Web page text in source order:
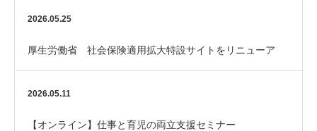
ダーを整備してみませんか？
2026.05.25
厚生労働省 社会保険適用拡大特設サイトをリニューア
ル！
2026.05.11
【オンライン】仕事と育児の両立支援セミナー